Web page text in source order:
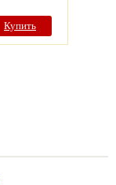
Купить